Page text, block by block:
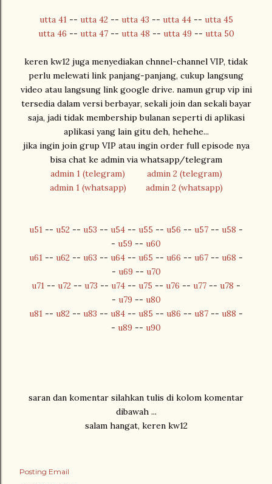
utta 41-- utta 42-- utta 43 -- utta 44-- utta 45
utta 46 -- utta 47-- utta 48 -- utta 49 -- utta 50
keren kw12 juga menyediakan chnnel-channel VIP, tidak
perlu melewati link panjang-panjang, cukup langsung
video atau langsung link google drive. namun grup vip ini
tersedia dalam versi berbayar, sekali join dan sekali bayar
saja, jadi tidak membership bulanan seperti di aplikasi
aplikasi yang lain gitu deh, hehehe...
jika ingin join grup VIP atau ingin order full episode nya
bisa chat ke admin via whatsapp/telegram
admin 1 (telegram)
admin 2 (telegram)
admin 1 (whatsapp)
admin 2 (whatsapp)
u51 -- u52 -- u53 -- u54 -- u55 -- u56 -- u57 -- u58 -
- u59 -- u60
u61 -- u62 -- u63 -- u64 -- u65 -- u66 -- u67 -- u68 -
- u69 -- u70
u71 -- u72 -- u73 -- u74 -- u75 -- u76 -- u77 -- u78 -
- u79 -- u80
u81 -- u82 -- u83 -- u84 -- u85 -- u86 -- u87 -- u88 -
- u89 -- u90
saran dan komentar silahkan tulis di kolom komentar
dibawah ...
salam hangat, keren kw12
Posting Email